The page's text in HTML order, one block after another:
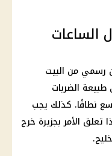
الساعات
رسمي من البيت
طبيعة الضربات
نطاقًا. كذلك يجب
الأمر بجزيرة خرج